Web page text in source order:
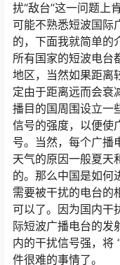
扰“敌台”这一问题上
可能不熟悉短波国际
的，下面我就简单的
所有国家的短波电台
地区，当然如果距离
定由于距离远而会衰
播目的国周围设立一
信号的强度，以便使
号。当然，每个广播
天气的原因一般夏天
的。那么中国是如何
需要被干扰的电台的
可以了。因为国内干
际短波广播电台的发
内的干扰信号强，将
件很难的事情了。